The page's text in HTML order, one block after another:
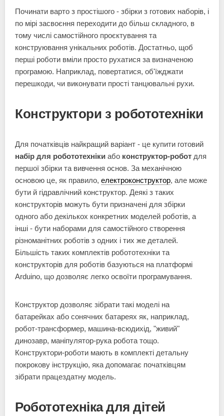
Починати варто з простішого - збірки з готових наборів, і
по мірі засвоєння переходити до більш складного, в
тому числі самостійного проєктування та
конструювання унікальних роботів. Достатньо, щоб
перші роботи вміли просто рухатися за визначеною
програмою. Наприклад, повертатися, об'їжджати
перешкоди, чи виконувати прості танцювальні рухи.
Конструктори з робототехніки
Для початківців найкращий варіант - це купити готовий
набір для робототехніки або конструктор-робот для
першої збірки та вивчення основ. За механічною
основою це, як правило, електроконструктор, але може
бути й гідравлічний конструктор. Деякі з таких
конструкторів можуть бути призначені для збірки
одного або декількох конкретних моделей роботів, а
інші - бути наборами для самостійного створення
різноманітних роботів з одних і тих же деталей.
Більшість таких комплектів робототехніки та
конструкторів для роботів базуються на платформі
Arduino, що дозволяє легко освоїти програмування.
Конструктор дозволяє зібрати такі моделі на
батарейках або сонячних батареях як, наприклад,
робот-трансформер, машина-всюдихід, "живий"
динозавр, маніпулятор-рука робота тощо.
Конструктори-роботи мають в комплекті детальну
покрокову інструкцію, яка допомагає початківцям
зібрати працездатну модель.
Робототехніка для дітей